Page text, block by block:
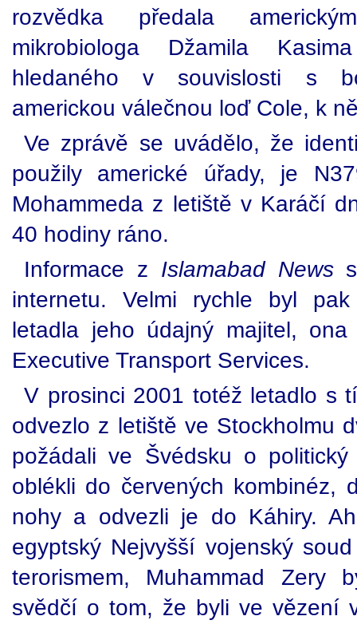
rozvědka předala
mikrobiologa Džamila
hledaného v souvislosti s
americkou válečnou loď Cole, k
Ve zprávě se uvádělo, že
použily americké úřady, je
Mohammeda z letiště v Karáčí
40 hodiny ráno.
Informace z Islamabad News
internetu. Velmi rychle byl
letadla jeho údajný majitel,
Executive Transport Services.
V prosinci 2001 totéž letadlo s
odvezlo z letiště ve Stockholmu
požádali ve Švédsku o
oblékli do červených
nohy a odvezli je do Káhiry.
egyptský Nejvyšší vojenský
terorismem, Muhammad Zery
svědčí o tom, že byli ve vězení